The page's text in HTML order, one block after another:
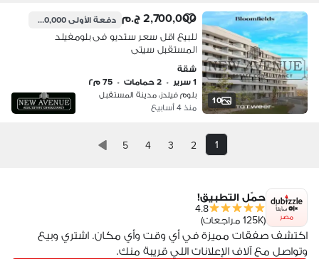
10
2,700,000 ج.م دفعة الأولى2,000,000 ج.م
للبيع اقل سعر ستديو فى بلومفيلد
المستقبل سيتى
شقة
1 سرير
• 2 حمامات • 75 م٢
بلوم فيلدز، مدينة المستقبل
منذ 4 أسابيع
1
2
3
4
5
مصر
حمّل التطبيق!
4.8
(125K مراجعات)
اكتشف صفقات مميزة في أي وقت وأي مكان. اشتري وبيع
وتواصل مع آلاف الإعلانات اللي قريبة منك.